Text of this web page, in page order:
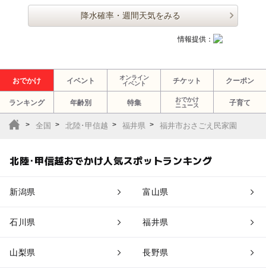
降水確率・週間天気をみる
情報提供：
おでかけ イベント
オンライン
イベント
チケット クーポン
ランキング 年齢別 特集
おでかけ
ニュース
子育て
全国 北陸･甲信越 福井県 福井市おさごえ民家園
北陸･甲信越おでかけ人気スポットランキング
新潟県 富山県
石川県 福井県
山梨県 長野県